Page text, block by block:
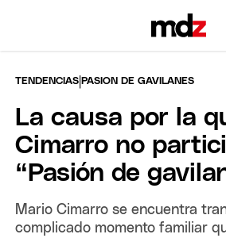
TENDENCIAS |PASION DE GAVILANES
La causa por la
Cimarro no
“Pasión de
Mario Cimarro se encuentra
complicado momento familiar